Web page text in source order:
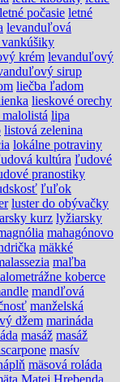
letné počasie letné
levanduľová
krém levanduľový
sirup
liečba ľadom
lieskové orechy
lipa
listová zelenina
lokálne potraviny
kultúra ľudové
pranostiky
ľuľok
luster do obývačky
kurz lyžiarsky
mahagónovo
mäkké
maľba
koberce
mandľová
manželská
džem marináda
masáž masáž
masív
mäsová roláda